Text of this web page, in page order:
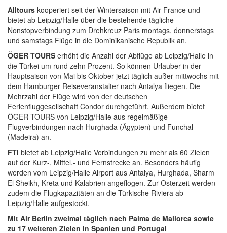
Alltours kooperiert seit der Wintersaison mit Air France und
bietet ab Leipzig/Halle über die bestehende tägliche
Nonstopverbindung zum Drehkreuz Paris montags, donnerstags
und samstags Flüge in die Dominikanische Republik an.
ÖGER TOURS erhöht die Anzahl der Abflüge ab Leipzig/Halle in
die Türkei um rund zehn Prozent. So können Urlauber in der
Hauptsaison von Mai bis Oktober jetzt täglich außer mittwochs mit
dem Hamburger Reiseveranstalter nach Antalya fliegen. Die
Mehrzahl der Flüge wird von der deutschen
Ferienfluggesellschaft Condor durchgeführt. Außerdem bietet
ÖGER TOURS von Leipzig/Halle aus regelmäßige
Flugverbindungen nach Hurghada (Ägypten) und Funchal
(Madeira) an.
FTI bietet ab Leipzig/Halle Verbindungen zu mehr als 60 Zielen
auf der Kurz-, Mittel,- und Fernstrecke an. Besonders häufig
werden vom Leipzig/Halle Airport aus Antalya, Hurghada, Sharm
El Sheikh, Kreta und Kalabrien angeflogen. Zur Osterzeit werden
zudem die Flugkapazitäten an die Türkische Riviera ab
Leipzig/Halle aufgestockt.
Mit Air Berlin zweimal täglich nach Palma de Mallorca sowie
zu 17 weiteren Zielen in Spanien und Portugal